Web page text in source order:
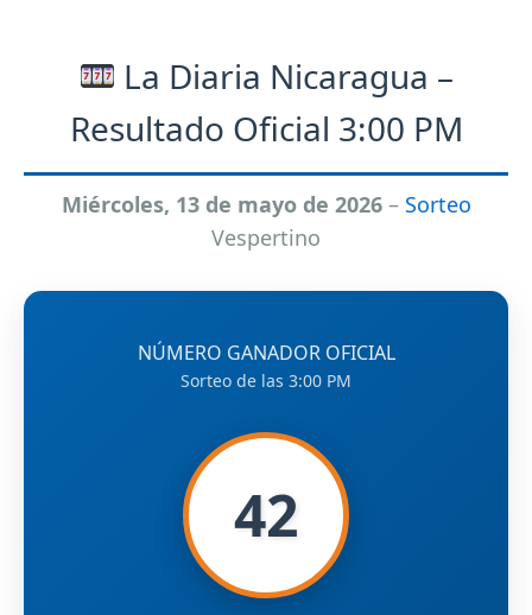
La Diaria Nicaragua –
Resultado Oficial 3:00 PM
Miércoles, 13 de mayo de 2026– Sorteo
Vespertino
NÚMERO GANADOR OFICIAL
Sorteo de las 3:00 PM
42